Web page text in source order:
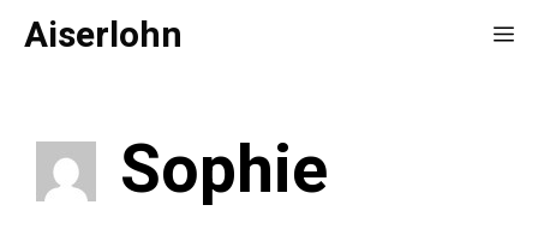
Saltar
Aiserlohn
Sophie